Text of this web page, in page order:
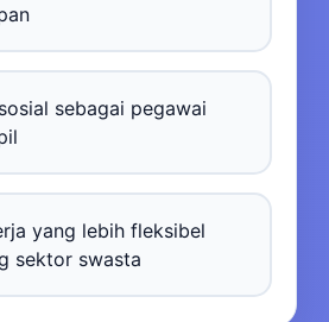
sebagai pegawai
yang lebih fleksibel
sektor swasta